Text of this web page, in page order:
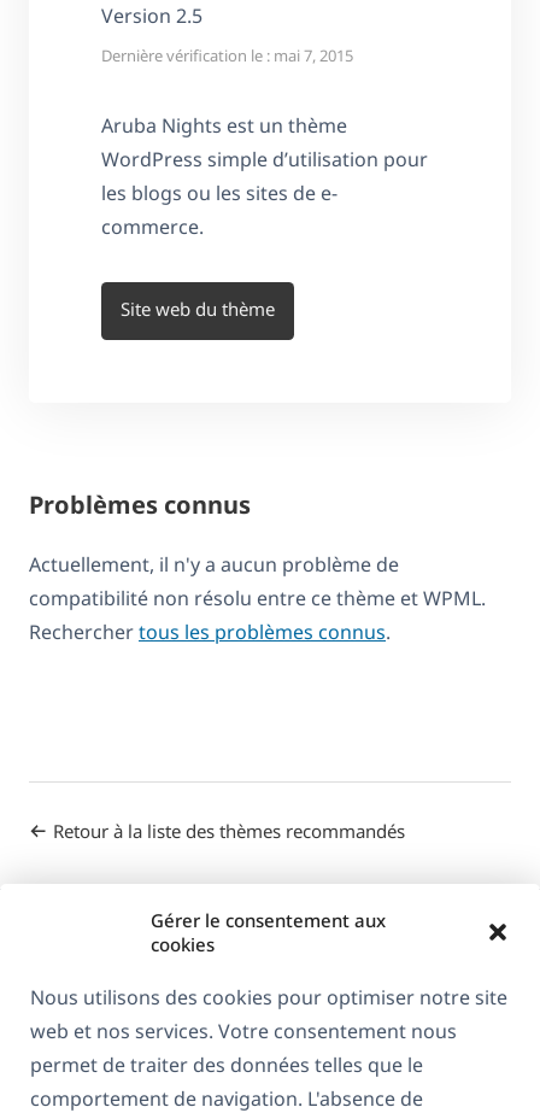
Gérer le consentement aux
cookies
Nous utilisons des cookies pour optimiser notre site
web et nos services. Votre consentement nous
permet de traiter des données telles que le
comportement de navigation. L'absence de
Version 2.5
Dernière vérification le : mai 7, 2015
Aruba Nights est un thème
WordPress simple d’utilisation pour
les blogs ou les sites de e-
commerce.
Site web du thème
Problèmes connus
Actuellement, il n'y a aucun problème de
compatibilité non résolu entre ce thème et WPML.
Recherchertous les problèmes connus.
Retour à la liste des thèmes recommandés
RGPD & Politique de confidentialité